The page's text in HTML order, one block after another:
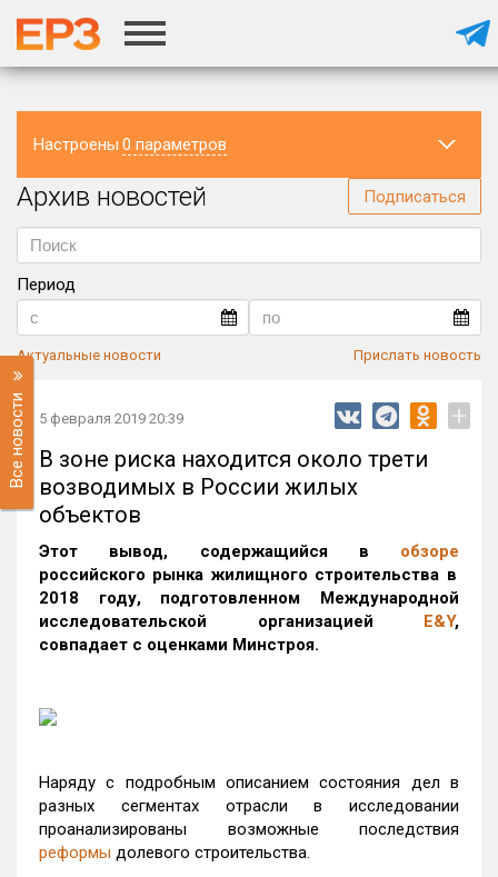
Настроены 0 параметров
Регион
Архив новостей Подписаться
Период
Актуальные новости Прислать новость
Все новости 5 февраля 2019 20:39 +
В зоне риска находится около трети
возводимых в России жилых
объектов
Этот вывод, содержащийся в обзоре
российского рынка жилищного строительства в
2018 году, подготовленном Международной
исследовательской организацией E&Y,
совпадает с оценками Минстроя.
Наряду с подробным описанием состояния дел в
разных сегментах отрасли в исследовании
проанализированы возможные последствия
реформы долевого строительства.